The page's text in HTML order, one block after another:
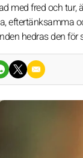
med fred och
eftertänksamma
hedras den